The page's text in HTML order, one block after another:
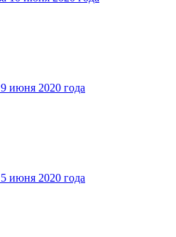
июня 2020 года
июня 2020 года